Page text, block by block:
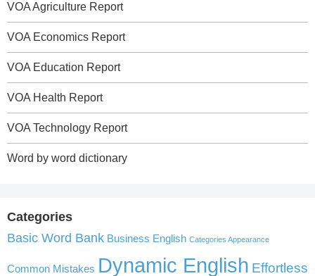
VOA Agriculture Report
VOA Economics Report
VOA Education Report
VOA Health Report
VOA Technology Report
Word by word dictionary
Categories
Basic Word Bank Business English Categories Appearance
Common Mistakes Dynamic English Effortless